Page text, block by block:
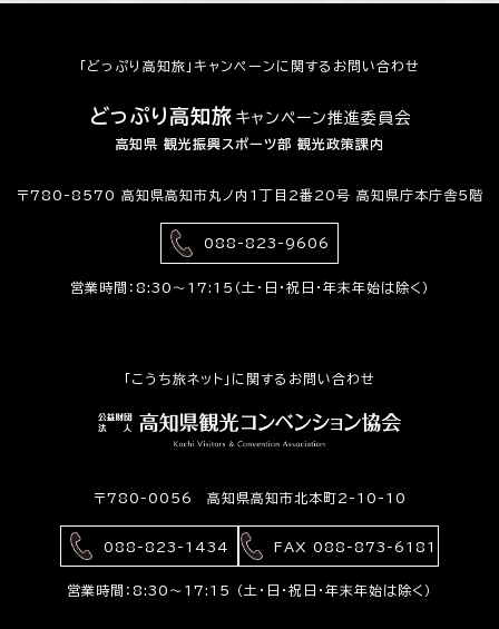
「どっぷり高知旅」キャンペーンに関するお問い合わせ
どっぷり高知旅 キャンペーン推進委員会
高知県 観光振興スポーツ部 観光政策課内
〒780-8570 高知県高知市丸ノ内1丁目2番20号 高知県庁本庁舎5階
088-823-9606
営業時間：8:30〜17:15（土・日・祝日・年末年始は除く）
「こうち旅ネット」に関するお問い合わせ
〒780-0056 高知県高知市北本町2-10-10
088-823-1434 FAX 088-873-6181
営業時間：8:30〜17:15 （土・日・祝日・年末年始は除く）